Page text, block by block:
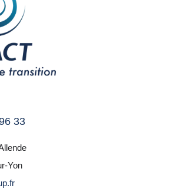
33
Yon